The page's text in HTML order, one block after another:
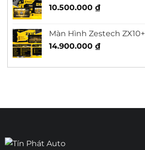
10.500.000 ₫
Màn Hình Zestech ZX10+
14.900.000 ₫